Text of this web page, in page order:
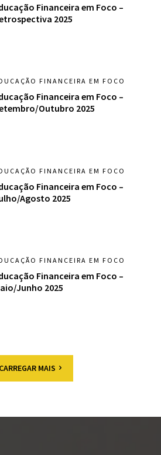
Financeira em Foco –
2025
FINANCEIRA EM FOCO
Financeira em Foco –
Outubro 2025
FINANCEIRA EM FOCO
Financeira em Foco –
Agosto 2025
FINANCEIRA EM FOCO
Financeira em Foco –
Junho 2025
CARREGAR MAIS